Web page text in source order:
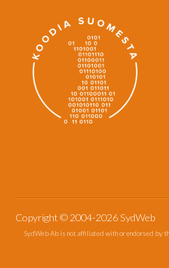
Copyright © 2004-2026 SydWeb
SydWeb Ab is not affiliated with or endorsed by